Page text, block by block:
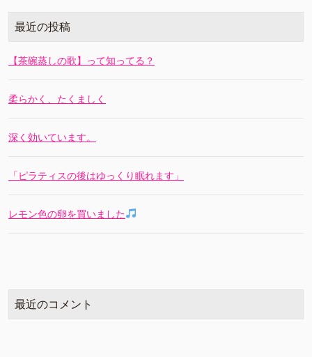
最近の投稿
【茶碗蒸しの歌】って知ってる？
柔らかく、たくましく
深く効いています。
「ピラティスの後はゆっくり眠れます」
レモン色の卵を買いました
最近のコメント